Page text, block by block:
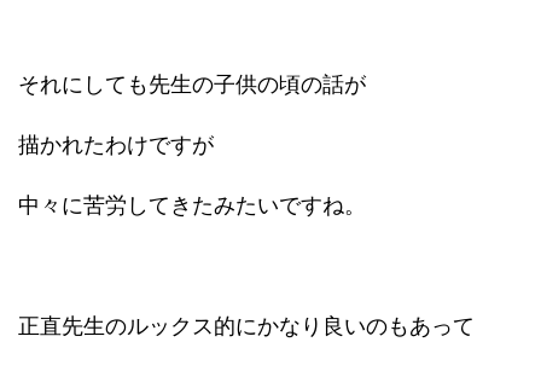
それにしても先生の子供の頃の話が
描かれたわけですが
中々に苦労してきたみたいですね。
正直先生のルックス的にかなり良いのもあって